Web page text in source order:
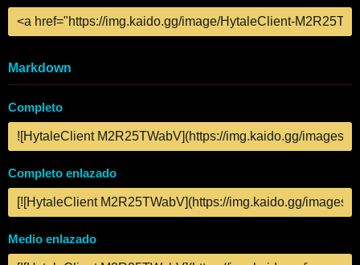
Markdown
Completo
Completo enlazado
Medio enlazado